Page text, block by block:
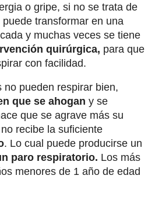
o gripe, si no se trata de
puede transformar en una
y muchas veces se tiene
quirúrgica, para que
con facilidad.
no pueden respirar bien,
que se ahogan y se
que se agrave más su
recibe la suficiente
. Lo cual puede producirse un
paro respiratorio. Los más
menores de 1 año de edad